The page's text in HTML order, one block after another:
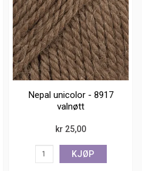
Nepal unicolor - 8917
valnøtt
kr 25,00
KJØP